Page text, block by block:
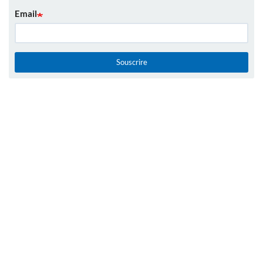
Email
Souscrire